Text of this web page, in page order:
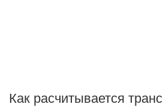
Как расчитывается